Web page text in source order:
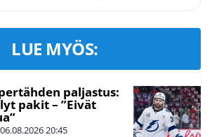
LUE MYÖS:
paljastus:
pakit – ”Eivät
06.08.202620:45